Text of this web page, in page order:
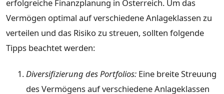
erfolgreiche Finanzplanung in Österreich. Um das
Vermögen optimal auf verschiedene Anlageklassen zu
verteilen und das Risiko zu streuen, sollten folgende
Tipps beachtet werden:
Diversifizierung des Portfolios: Eine breite Streuung
des Vermögens auf verschiedene Anlageklassen